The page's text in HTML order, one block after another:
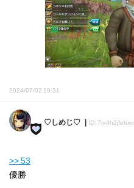
2024/07/02 19:31
♡しめじ♡ ID: 7rx4h2jfehxu
>> 53
優勝